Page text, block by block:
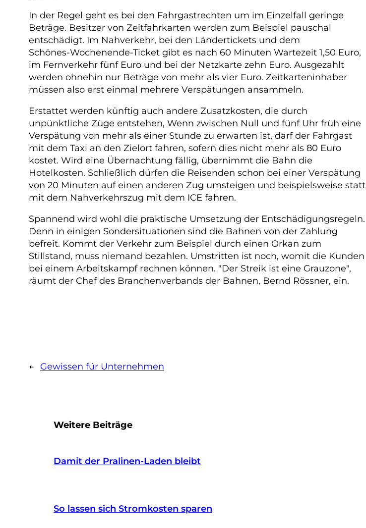
In der Regel geht es bei den Fahrgastrechten um im Einzelfall geringe
Beträge. Besitzer von Zeitfahrkarten werden zum Beispiel pauschal
entschädigt. Im Nahverkehr, bei den Ländertickets und dem
Schönes-Wochenende-Ticket gibt es nach 60 Minuten Wartezeit 1,50 Euro,
im Fernverkehr fünf Euro und bei der Netzkarte zehn Euro. Ausgezahlt
werden ohnehin nur Beträge von mehr als vier Euro. Zeitkarteninhaber
müssen also erst einmal mehrere Verspätungen ansammeln.
Erstattet werden künftig auch andere Zusatzkosten, die durch
unpünktliche Züge entstehen, Wenn zwischen Null und fünf Uhr früh eine
Verspätung von mehr als einer Stunde zu erwarten ist, darf der Fahrgast
mit dem Taxi an den Zielort fahren, sofern dies nicht mehr als 80 Euro
kostet. Wird eine Übernachtung fällig, übernimmt die Bahn die
Hotelkosten. Schließlich dürfen die Reisenden schon bei einer Verspätung
von 20 Minuten auf einen anderen Zug umsteigen und beispielsweise statt
mit dem Nahverkehrszug mit dem ICE fahren.
Spannend wird wohl die praktische Umsetzung der Entschädigungsregeln.
Denn in einigen Sondersituationen sind die Bahnen von der Zahlung
befreit. Kommt der Verkehr zum Beispiel durch einen Orkan zum
Stillstand, muss niemand bezahlen. Umstritten ist noch, womit die Kunden
bei einem Arbeitskampf rechnen können. "Der Streik ist eine Grauzone",
räumt der Chef des Branchenverbands der Bahnen, Bernd Rössner, ein.
← Gewissen für Unternehmen
Weitere Beiträge
Damit der Pralinen-Laden bleibt
So lassen sich Stromkosten sparen